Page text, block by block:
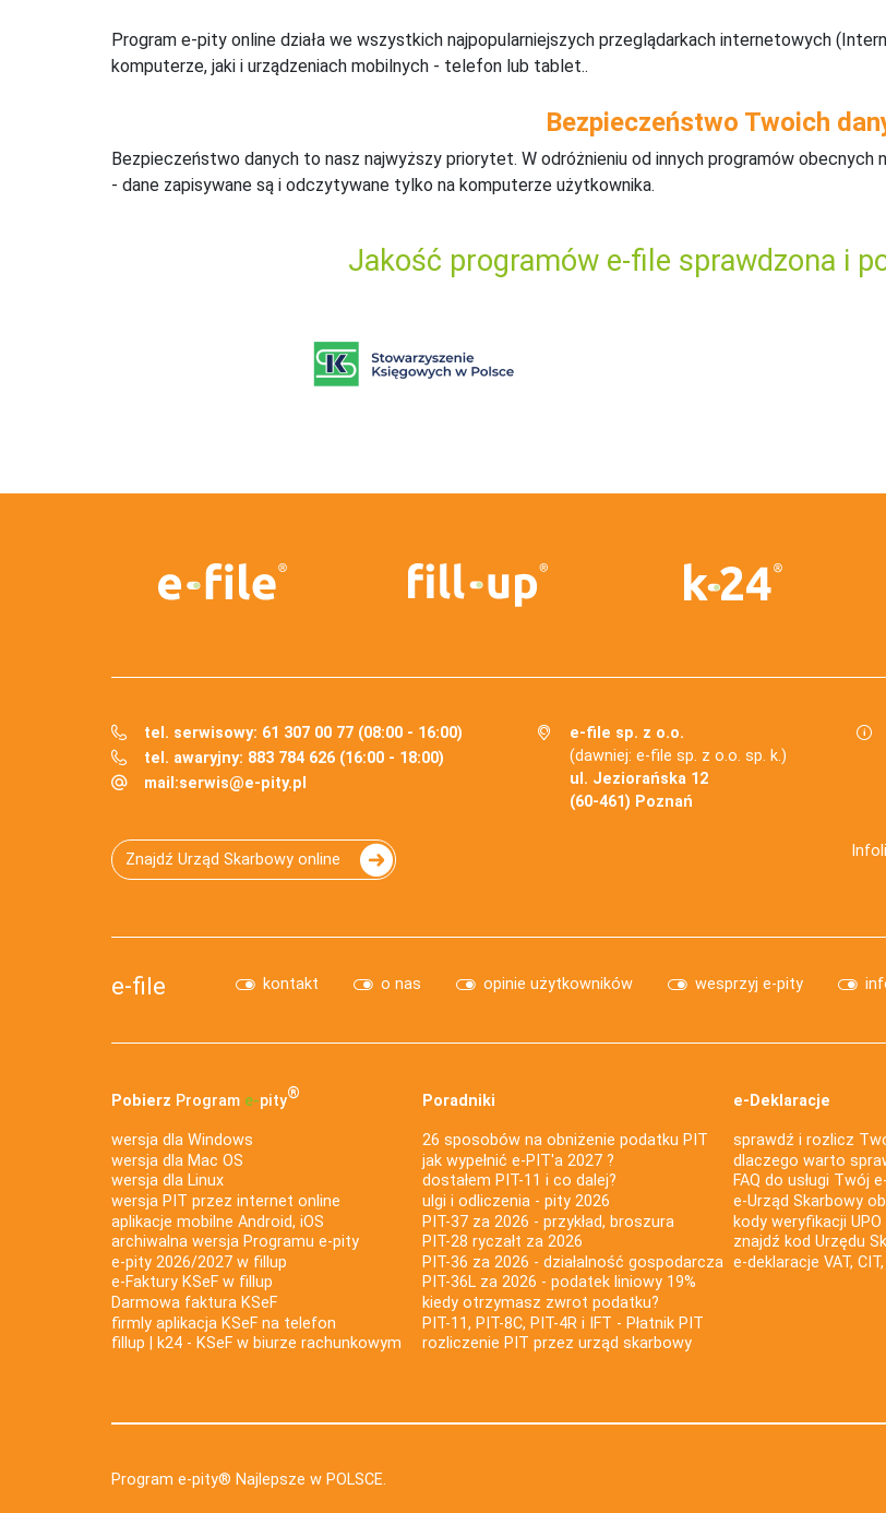
Program e-pity online działa we wszystkich najpopularniejszych przeglądarkach internetowych
komputerze, jaki i urządzeniach mobilnych - telefon lub tablet..
Bezpieczeństwo Twoich
Bezpieczeństwo danych to nasz najwyższy priorytet. W odróżnieniu od innych programów obecnych
- dane zapisywane są i odczytywane tylko na komputerze użytkownika.
Jakość programów e-file sprawdzona i
tel. serwisowy: 61 307 00 77 (08:00 - 16:00)
tel. awaryjny: 883 784 626 (16:00 - 18:00)
mail:serwis@e-pity.pl
e-file sp. z o.o.
(dawniej: e-file sp. z o.o. sp. k.)
ul. Jeziorańska 12
(60-461) Poznań
Znajdź Urząd Skarbowy online
e-file kontakt o nas opinie użytkowników wesprzyj e-pity
Pobierz Program e‑pity®
wersja dla Windows
wersja dla Mac OS
wersja dla Linux
wersja PIT przez internet online
aplikacje mobilne Android, iOS
archiwalna wersja Programu e-pity
e-pity 2026/2027 w fillup
e‑Faktury KSeF w fillup
Darmowa faktura KSeF
firmly aplikacja KSeF na telefon
fillup | k24 - KSeF w biurze rachunkowym
Poradniki
26 sposobów na obniżenie podatku PIT
jak wypełnić e-PIT'a 2027 ?
dostałem PIT-11 i co dalej?
ulgi i odliczenia - pity 2026
PIT-37 za 2026 - przykład, broszura
PIT-28 ryczałt za 2026
PIT-36 za 2026 - działalność gospodarcza
PIT-36L za 2026 - podatek liniowy 19%
kiedy otrzymasz zwrot podatku?
PIT-11, PIT-8C, PIT-4R i IFT - Płatnik PIT
rozliczenie PIT przez urząd skarbowy
e-Deklaracje
sprawdź i rozlicz
dlaczego warto
FAQ do usługi Twój
e-Urząd Skarbowy
kody weryfikacji
znajdź kod Urzędu
e-deklaracje VAT,
Program e-pity® Najlepsze w POLSCE.